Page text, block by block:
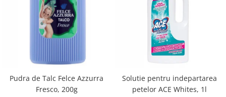
Pudra de Talc Felce Azzurra
Fresco, 200g
Solutie pentru indepartarea
petelor ACE Whites, 1l